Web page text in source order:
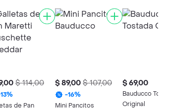
$ 114,00
13%
de Pan
$ 89,00 $ 107,00
-16%
Mini Pancitos
$ 69,00
Bauducco
Original